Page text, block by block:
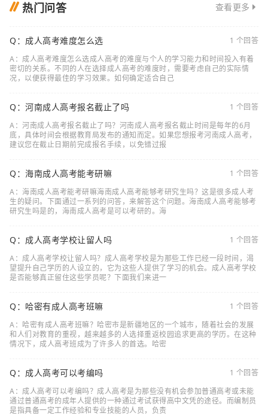
热门问答 查看更多
Q：成人高考难度怎么选
1 个回答
A：成人高考难度怎么选成人高考的难度与个人的学习能力和时间投入有着
密切的关系。不同的人在选择成人高考的难度时，需要考虑自己的实际情
况，以便获得最佳的学习效果。如何确定适合自己
Q：河南成人高考报名截止了吗
1 个回答
A：河南成人高考报名截止了吗？河南成人高考报名截止时间是每年的6月
底，具体时间会根据教育局发布的通知而定。如果您想报考河南成人高考，
建议您在截止日期前完成报名手续，以免错过报
Q：海南成人高考能考研嘛
1 个回答
A：海南成人高考能考研嘛海南成人高考能够考研究生吗？这是很多成人考
生的疑问。下面通过一系列的问答，来解答这个问题。海南成人高考能够考
研究生吗是的，海南成人高考是可以考研的。海
Q：成人高考学校让留人吗
1 个回答
A：成人高考学校让留人吗？成人高考学校是为那些工作已经一段时间，渴
望提升自己学历的人设立的，它为这些人提供了学习的机会。成人高考学校
是否能够真正留住这些学员呢？下面我们来进一
Q：哈密有成人高考班嘛
1 个回答
A：哈密有成人高考班嘛？哈密市是新疆地区的一个城市，随着社会的发展
和人们对教育的重视，越来越多的人选择重返校园追求更高的学历。在这种
情况下，成人高考班成为了许多人的首选。哈密
Q：成人高考可以考编吗
1 个回答
A：成人高考可以考编吗？成人高考是为那些没有机会参加普通高考或未能
通过普通高考的成年人提供的一种通过考试获得高中文凭的途径。而编制员
是指具备一定工作经验和专业技能的人员，负责